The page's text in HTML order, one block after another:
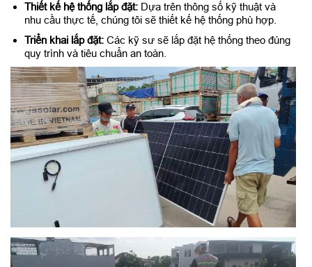
Thiết kế hệ thống lắp đặt: Dựa trên thông số kỹ thuật và
nhu cầu thực tế, chúng tôi sẽ thiết kế hệ thống phù hợp.
Triển khai lắp đặt: Các kỹ sư sẽ lắp đặt hệ thống theo đúng
quy trình và tiêu chuẩn an toàn.